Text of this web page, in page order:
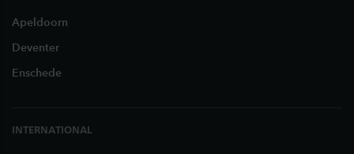
Apeldoorn
Deventer
Enschede
INTERNATIONAL